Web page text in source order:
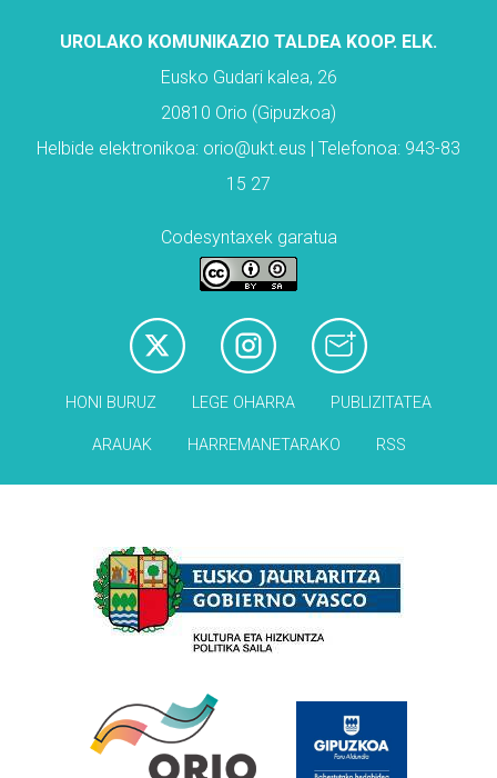
UROLAKO KOMUNIKAZIO TALDEA KOOP. ELK.
Eusko Gudari kalea, 26
20810 Orio (Gipuzkoa)
Helbide elektronikoa: orio@ukt.eus | Telefonoa: 943-83
15 27
Codesyntaxek garatua
HONI BURUZ LEGE OHARRA PUBLIZITATEA
ARAUAK HARREMANETARAKO RSS